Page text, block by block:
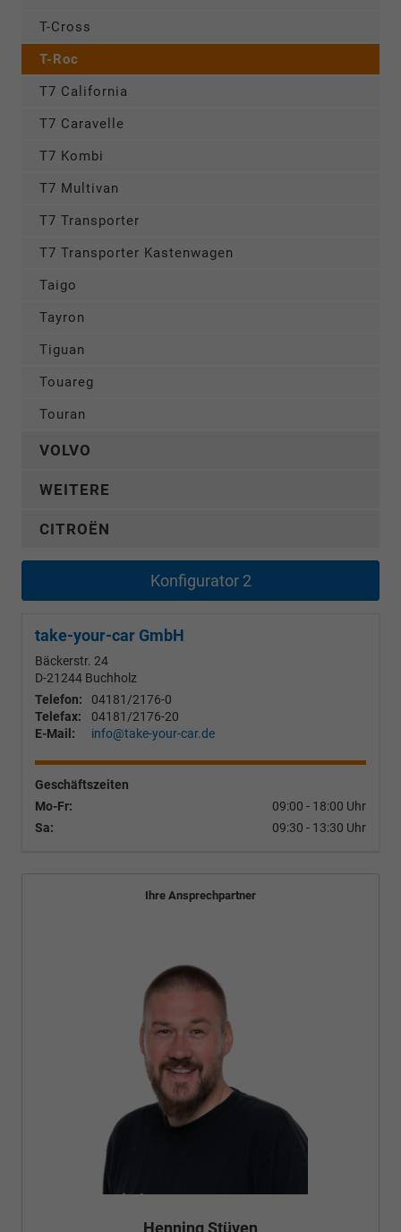
T-Cross
T-Roc
T7 California
T7 Caravelle
T7 Kombi
T7 Multivan
T7 Transporter
T7 Transporter Kastenwagen
Taigo
Tayron
Tiguan
Touareg
Touran
VOLVO
WEITERE
CITROËN
Konfigurator 2
take-your-car GmbH
Bäckerstr. 24
D-21244 Buchholz
Telefon:
04181/2176-0
Telefax:
04181/2176-20
E-Mail:
info@take-your-car.de
Geschäftszeiten
Mo-Fr:
09:00 - 18:00 Uhr
Sa:
09:30 - 13:30 Uhr
Ihre Ansprechpartner